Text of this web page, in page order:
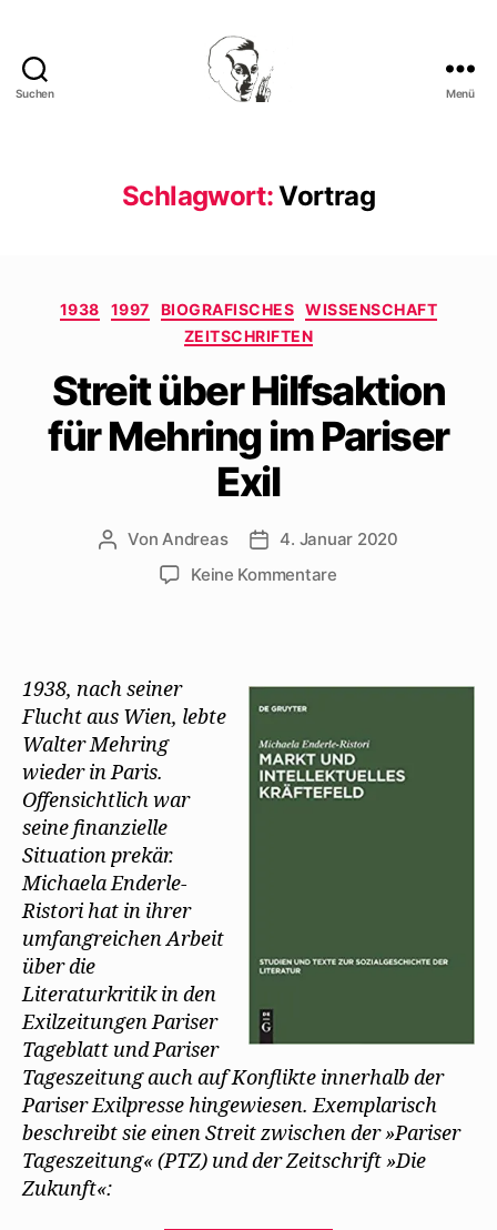
Suchen Menü
Schlagwort:Vortrag
Kategorien
1938 1997 BIOGRAFISCHES
WISSENSCHAFT
ZEITSCHRIFTEN
Streit über Hilfsaktion
für Mehring im Pariser
Exil
Beitragsautor
VonAndreas Beitragsdatum
4. Januar 2020
Keine Kommentarezu
Pariser
Exil
1938, nach seiner
Flucht aus Wien, lebte
Walter Mehring
wieder in Paris.
Offensichtlich war
seine finanzielle
Situation prekär.
Michaela Enderle-
Ristori hat in ihrer
umfangreichen Arbeit
über die
Literaturkritik in den
Exilzeitungen Pariser
Tageblatt und Pariser
Tageszeitung auch auf Konflikte innerhalb der
Pariser Exilpresse hingewiesen. Exemplarisch
beschreibt sie einen Streit zwischen der »Pariser
Tageszeitung« (PTZ) und der Zeitschrift »Die
Zukunft«: